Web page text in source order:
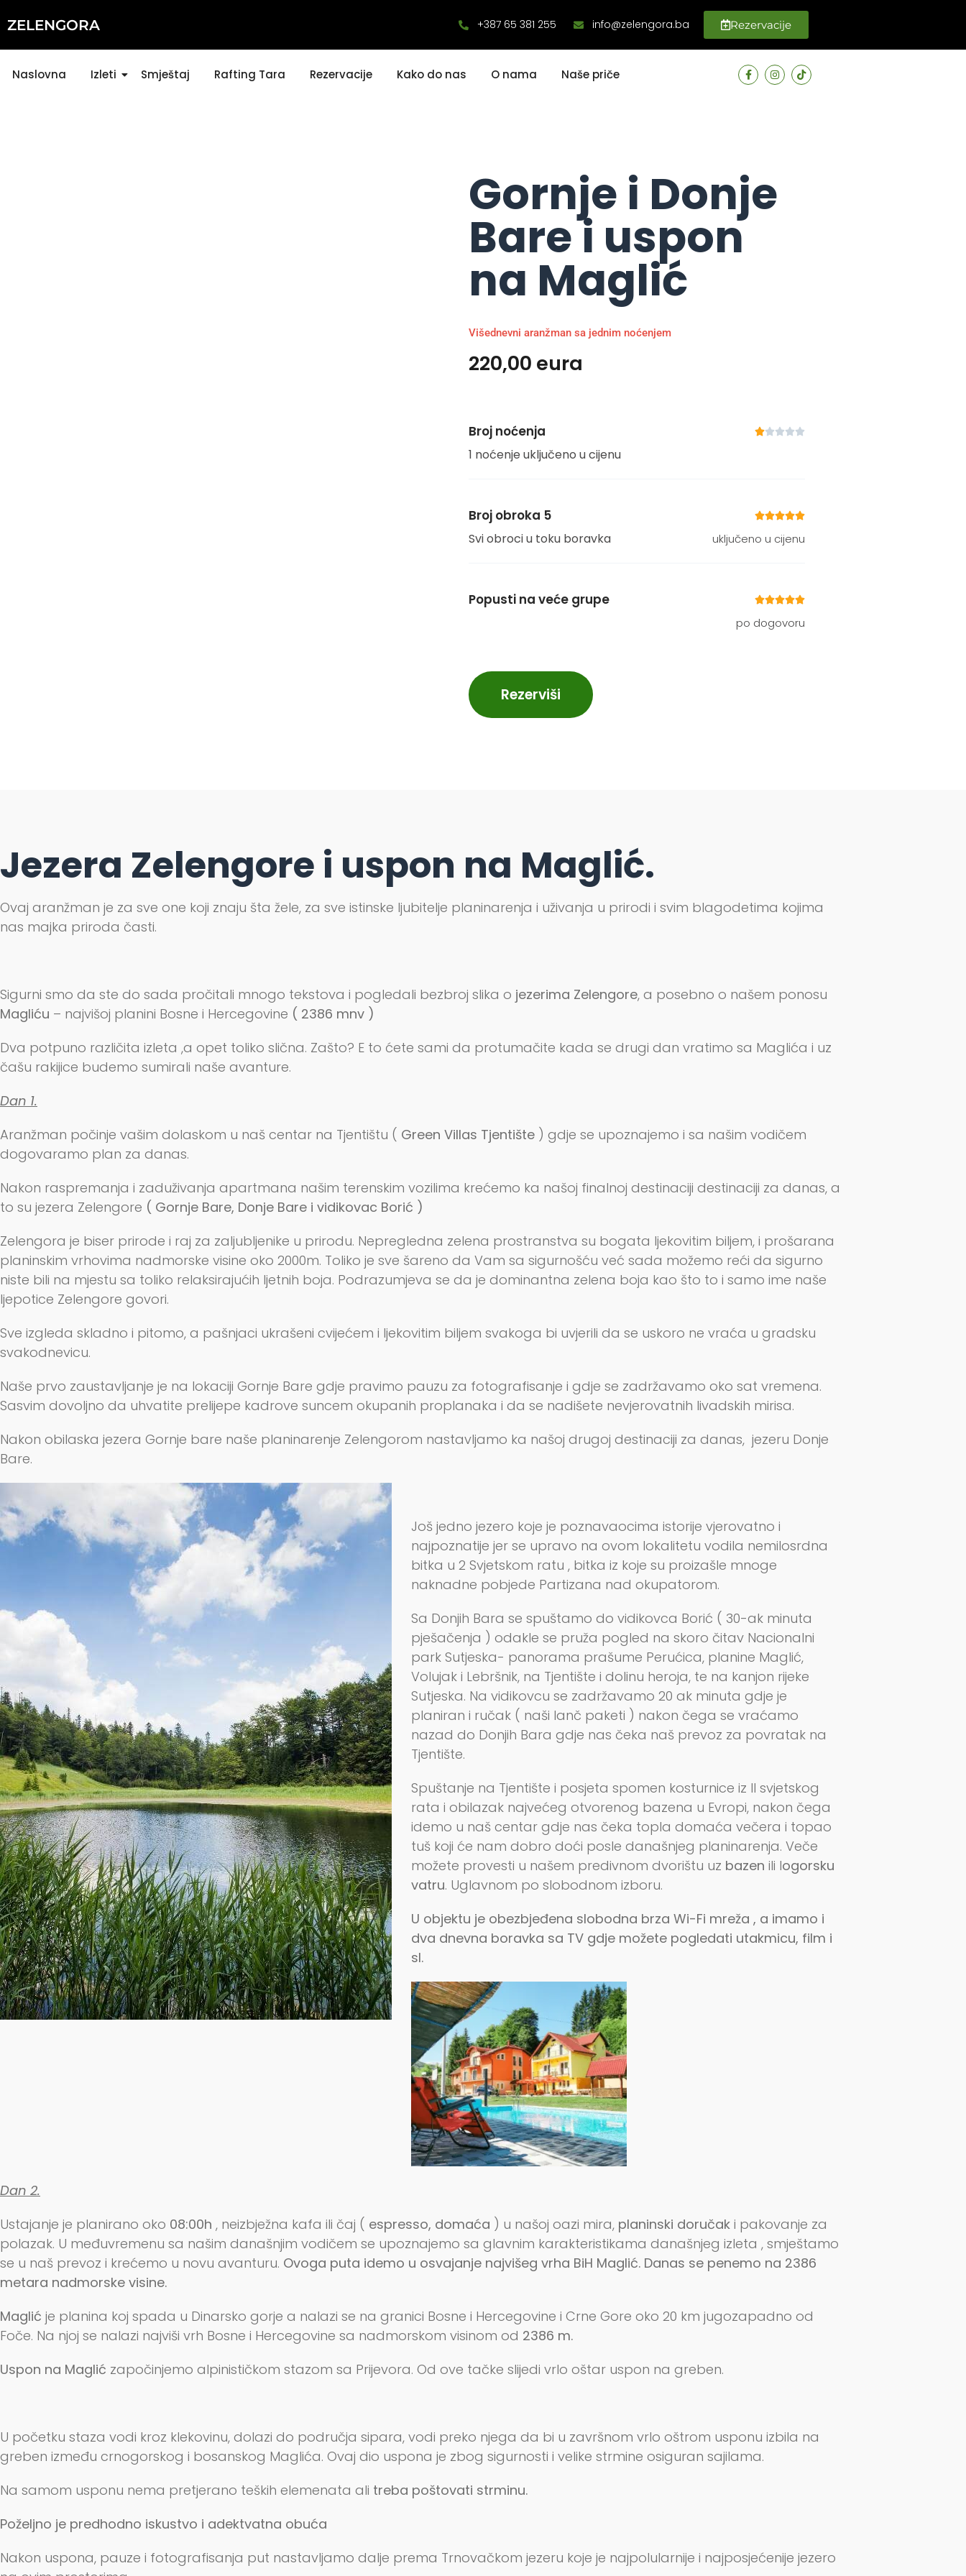
ZELENGORA +387 65 381 255 info@zelengora.ba Rezervacije
Naslovna Izleti Smještaj Rafting Tara Rezervacije Kako do nas O nama Naše priče
Gornje i Donje
Bare i uspon
na Maglić
Višednevni aranžman sa jednim noćenjem
220,00 eura
Broj noćenja 
1 noćenje uključeno u cijenu
Broj obroka 5 
Svi obroci u toku boravka uključeno u cijenu
Popusti na veće grupe 
po dogovoru
Rezerviši
Jezera Zelengore i uspon na Maglić.
Ovaj aranžman je za sve one koji znaju šta žele, za sve istinske ljubitelje planinarenja i uživanja u prirodi i svim blagodetima kojima
nas majka priroda časti.
Sigurni smo da ste do sada pročitali mnogo tekstova i pogledali bezbroj slika o jezerima Zelengore, a posebno o našem ponosu
Magliću – najvišoj planini Bosne i Hercegovine ( 2386 mnv )
Dva potpuno različita izleta ,a opet toliko slična. Zašto? E to ćete sami da protumačite kada se drugi dan vratimo sa Maglića i uz
čašu rakijice budemo sumirali naše avanture.
Dan 1.
Aranžman počinje vašim dolaskom u naš centar na Tjentištu ( Green Villas Tjentište ) gdje se upoznajemo i sa našim vodičem
dogovaramo plan za danas.
Nakon raspremanja i zaduživanja apartmana našim terenskim vozilima krećemo ka našoj finalnoj destinaciji destinaciji za danas, a
to su jezera Zelengore ( Gornje Bare, Donje Bare i vidikovac Borić )
Zelengora je biser prirode i raj za zaljubljenike u prirodu. Nepregledna zelena prostranstva su bogata ljekovitim biljem, i prošarana
planinskim vrhovima nadmorske visine oko 2000m. Toliko je sve šareno da Vam sa sigurnošću već sada možemo reći da sigurno
niste bili na mjestu sa toliko relaksirajućih ljetnih boja. Podrazumjeva se da je dominantna zelena boja kao što to i samo ime naše
ljepotice Zelengore govori.
Sve izgleda skladno i pitomo, a pašnjaci ukrašeni cvijećem i ljekovitim biljem svakoga bi uvjerili da se uskoro ne vraća u gradsku
svakodnevicu.
Naše prvo zaustavljanje je na lokaciji Gornje Bare gdje pravimo pauzu za fotografisanje i gdje se zadržavamo oko sat vremena.
Sasvim dovoljno da uhvatite prelijepe kadrove suncem okupanih proplanaka i da se nadišete nevjerovatnih livadskih mirisa.
Nakon obilaska jezera Gornje bare naše planinarenje Zelengorom nastavljamo ka našoj drugoj destinaciji za danas, jezeru Donje
Bare.
Još jedno jezero koje je poznavaocima istorije vjerovatno i
najpoznatije jer se upravo na ovom lokalitetu vodila nemilosrdna
bitka u 2 Svjetskom ratu , bitka iz koje su proizašle mnoge
naknadne pobjede Partizana nad okupatorom.
Sa Donjih Bara se spuštamo do vidikovca Borić ( 30-ak minuta
pješačenja ) odakle se pruža pogled na skoro čitav Nacionalni
park Sutjeska- panorama prašume Perućica, planine Maglić,
Volujak i Lebršnik, na Tjentište i dolinu heroja, te na kanjon rijeke
Sutjeska. Na vidikovcu se zadržavamo 20 ak minuta gdje je
planiran i ručak ( naši lanč paketi ) nakon čega se vraćamo
nazad do Donjih Bara gdje nas čeka naš prevoz za povratak na
Tjentište.
Spuštanje na Tjentište i posjeta spomen kosturnice iz II svjetskog
rata i obilazak najvećeg otvorenog bazena u Evropi, nakon čega
idemo u naš centar gdje nas čeka topla domaća večera i topao
tuš koji će nam dobro doći posle današnjeg planinarenja. Veče
možete provesti u našem predivnom dvorištu uz bazen ili logorsku
vatru. Uglavnom po slobodnom izboru.
U objektu je obezbjeđena slobodna brza Wi-Fi mreža , a imamo i
dva dnevna boravka sa TV gdje možete pogledati utakmicu, film i
sl.
Dan 2.
Ustajanje je planirano oko 08:00h , neizbježna kafa ili čaj ( espresso, domaća ) u našoj oazi mira, planinski doručak i pakovanje za
polazak. U međuvremenu sa našim današnjim vodičem se upoznajemo sa glavnim karakteristikama današnjeg izleta , smještamo
se u naš prevoz i krećemo u novu avanturu. Ovoga puta idemo u osvajanje najvišeg vrha BiH Maglić. Danas se penemo na 2386
metara nadmorske visine.
Maglić je planina koj spada u Dinarsko gorje a nalazi se na granici Bosne i Hercegovine i Crne Gore oko 20 km jugozapadno od
Foče. Na njoj se nalazi najviši vrh Bosne i Hercegovine sa nadmorskom visinom od 2386 m.
Uspon na Maglić započinjemo alpinističkom stazom sa Prijevora. Od ove tačke slijedi vrlo oštar uspon na greben.
U početku staza vodi kroz klekovinu, dolazi do područja sipara, vodi preko njega da bi u završnom vrlo oštrom usponu izbila na
greben između crnogorskog i bosanskog Maglića. Ovaj dio uspona je zbog sigurnosti i velike strmine osiguran sajilama.
Na samom usponu nema pretjerano teških elemenata ali treba poštovati strminu.
Poželjno je predhodno iskustvo i adektvatna obuća
Nakon uspona, pauze i fotografisanja put nastavljamo dalje prema Trnovačkom jezeru koje je najpolularnije i najposjećenije jezero